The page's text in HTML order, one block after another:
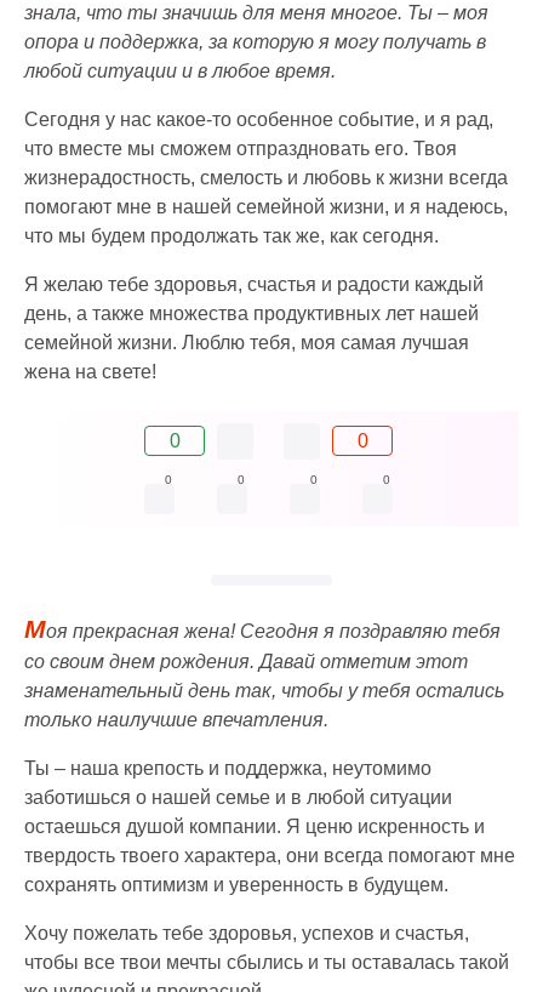
знала, что ты значишь для меня многое. Ты – моя
опора и поддержка, за которую я могу получать в
любой ситуации и в любое время.
Сегодня у нас какое-то особенное событие, и я рад,
что вместе мы сможем отпраздновать его. Твоя
жизнерадостность, смелость и любовь к жизни всегда
помогают мне в нашей семейной жизни, и я надеюсь,
что мы будем продолжать так же, как сегодня.
Я желаю тебе здоровья, счастья и радости каждый
день, а также множества продуктивных лет нашей
семейной жизни. Люблю тебя, моя самая лучшая
жена на свете!
0 0
0 0 0 0
Моя прекрасная жена! Сегодня я поздравляю тебя
со своим днем рождения. Давай отметим этот
знаменательный день так, чтобы у тебя остались
только наилучшие впечатления.
Ты – наша крепость и поддержка, неутомимо
заботишься о нашей семье и в любой ситуации
остаешься душой компании. Я ценю искренность и
твердость твоего характера, они всегда помогают мне
сохранять оптимизм и уверенность в будущем.
Хочу пожелать тебе здоровья, успехов и счастья,
чтобы все твои мечты сбылись и ты оставалась такой